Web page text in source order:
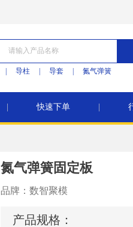
导柱 导套 氮气弹簧
快速下单
氮气弹簧固定板
品牌： 数智聚模
产品规格：